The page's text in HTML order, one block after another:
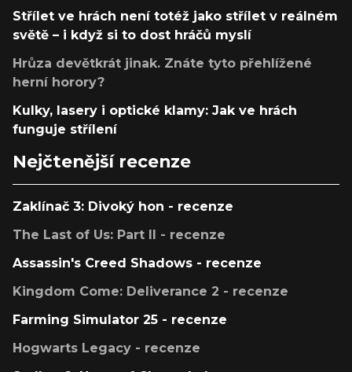
Střílet ve hrách není totéž jako střílet v reálném
světě – i když si to dost hráčů myslí
Hrůza devětkrát jinak. Znáte tyto přehlížené
herní horory?
Kulky, lasery i optické klamy: Jak ve hrách
funguje střílení
Nejčtenější recenze
Zaklínač 3: Divoký hon - recenze
The Last of Us: Part II - recenze
Assassin's Creed Shadows - recenze
Kingdom Come: Deliverance 2 - recenze
Farming Simulator 25 - recenze
Hogwarts Legacy - recenze